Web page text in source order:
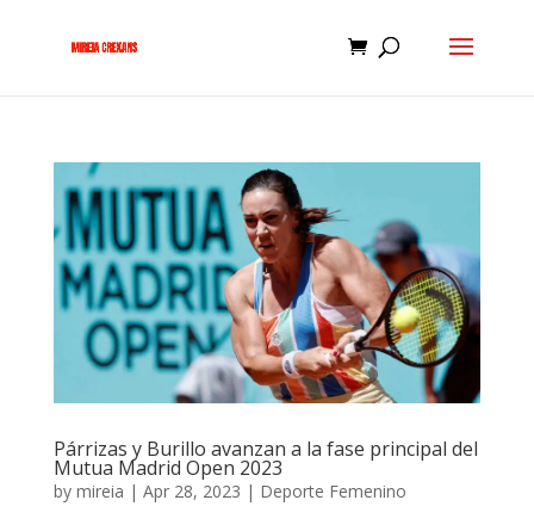
Párrizas y Burillo avanzan a la fase principal del
Mutua Madrid Open 2023
by mireia | Apr 28, 2023 | Deporte Femenino